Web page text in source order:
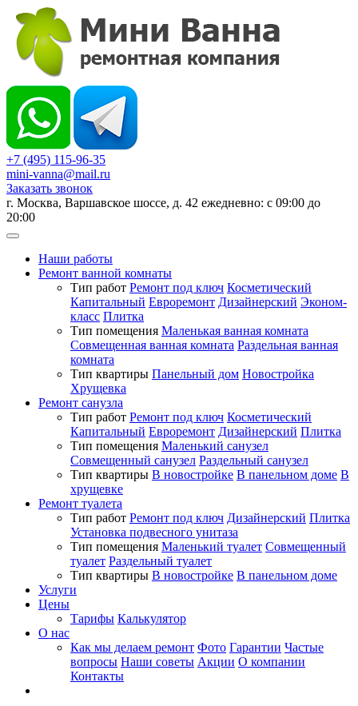
+7 (495) 115-96-35
mini-vanna@mail.ru
Заказать звонок
г. Москва, Варшавское шоссе, д. 42 ежедневно: с 09:00 до
20:00
Наши работы
Ремонт ванной комнаты
Тип работ Ремонт под ключ Косметический
Капитальный Евроремонт Дизайнерский Эконом-
класс Плитка
Тип помещения Маленькая ванная комната
Совмещенная ванная комната Раздельная ванная
комната
Тип квартиры Панельный дом Новостройка
Хрущевка
Ремонт санузла
Тип работ Ремонт под ключ Косметический
Капитальный Евроремонт Дизайнерский Плитка
Тип помещения Маленький санузел
Совмещенный санузел Раздельный санузел
Тип квартиры В новостройке В панельном доме В
хрущевке
Ремонт туалета
Тип работ Ремонт под ключ Дизайнерский Плитка
Установка подвесного унитаза
Тип помещения Маленький туалет Совмещенный
туалет Раздельный туалет
Тип квартиры В новостройке В панельном доме
Услуги
Цены
Тарифы Калькулятор
О нас
Как мы делаем ремонт Фото Гарантии Частые
вопросы Наши советы Акции О компании
Контакты